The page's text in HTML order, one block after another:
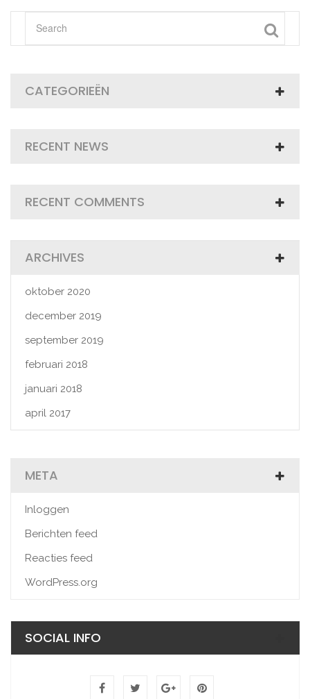
CATEGORIEËN
RECENT NEWS
RECENT COMMENTS
ARCHIVES
oktober 2020
december 2019
september 2019
februari 2018
januari 2018
april 2017
META
Inloggen
Berichten feed
Reacties feed
WordPress.org
SOCIAL INFO